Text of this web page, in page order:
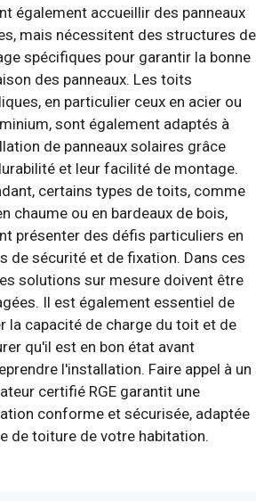
également accueillir des panneaux
mais nécessitent des structures de
spécifiques pour garantir la bonne
des panneaux. Les toits
en particulier ceux en acier ou
sont également adaptés à
de panneaux solaires grâce
et leur facilité de montage.
certains types de toits, comme
chaume ou en bardeaux de bois,
présenter des défis particuliers en
de sécurité et de fixation. Dans ces
solutions sur mesure doivent être
Il est également essentiel de
la capacité de charge du toit et de
qu'il est en bon état avant
l'installation. Faire appel à un
certifié RGE garantit une
conforme et sécurisée, adaptée
de toiture de votre habitation.